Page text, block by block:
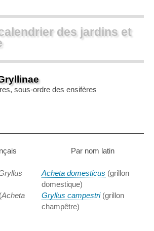
des jardins et
sous-ordre des ensifères
Par nom latin
(Acheta
Acheta domesticus (grillon
domestique)
Gryllus campestri (grillon
champêtre)